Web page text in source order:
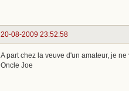
20-08-2009 23:52:58
A part chez la veuve d'un amateur, je ne
Oncle Joe